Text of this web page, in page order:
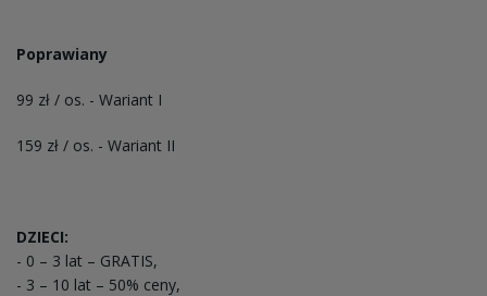
Poprawiany
99 zł / os. - Wariant I
159 zł / os. - Wariant II
DZIECI:
- 0 – 3 lat – GRATIS,
- 3 – 10 lat – 50% ceny,